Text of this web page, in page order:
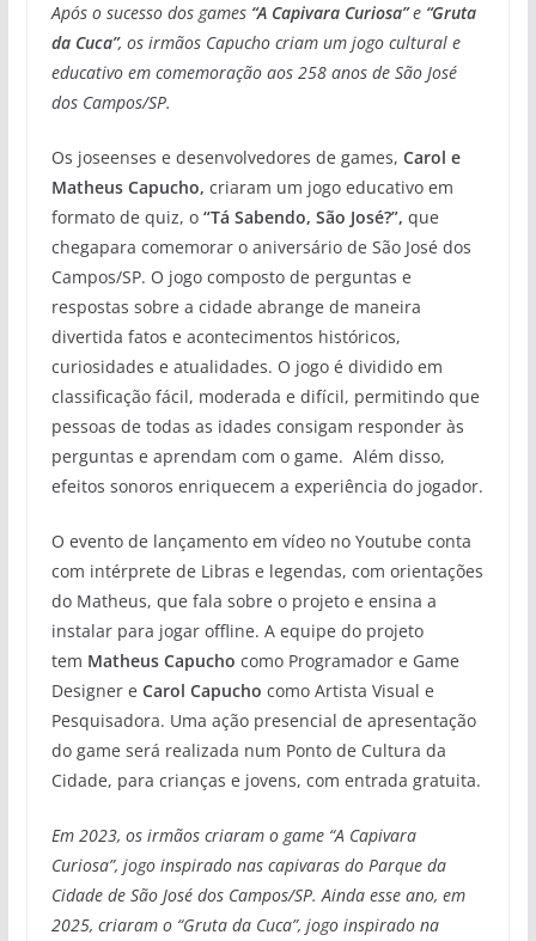
Após o sucesso dos games“A Capivara Curiosa”e“Gruta
da Cuca”, os irmãos Capucho criam um jogo cultural e
educativo em comemoração aos 258 anos de São José
dos Campos/SP.
Os joseenses e desenvolvedores de games, Carol e
Matheus Capucho, criaram um jogo educativo em
formato de quiz, o “Tá Sabendo, São José?”, que
chegapara comemorar o aniversário de São José dos
Campos/SP. O jogo composto de perguntas e
respostas sobre a cidade abrange de maneira
divertida fatos e acontecimentos históricos,
curiosidades e atualidades. O jogo é dividido em
classificação fácil, moderada e difícil, permitindo que
pessoas de todas as idades consigam responder às
perguntas e aprendam com o game. Além disso,
efeitos sonoros enriquecem a experiência do jogador.
O evento de lançamento em vídeo no Youtube conta
com intérprete de Libras e legendas, com orientações
do Matheus, que fala sobre o projeto e ensina a
instalar para jogar offline. A equipe do projeto
tem Matheus Capucho como Programador e Game
Designer e Carol Capucho como Artista Visual e
Pesquisadora. Uma ação presencial de apresentação
do game será realizada num Ponto de Cultura da
Cidade, para crianças e jovens, com entrada gratuita.
Em 2023, os irmãos criaram o game “A Capivara
Curiosa”, jogo inspirado nas capivaras do Parque da
Cidade de São José dos Campos/SP. Ainda esse ano, em
2025, criaram o “Gruta da Cuca”, jogo inspirado na